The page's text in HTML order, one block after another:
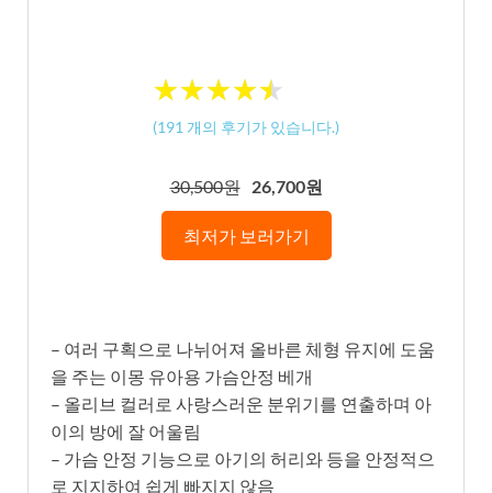
★★★★★
★★★★★
(191 개의 후기가 있습니다.)
30,500원 26,700원
최저가 보러가기
– 여러 구획으로 나뉘어져 올바른 체형 유지에 도움
을 주는 이몽 유아용 가슴안정 베개
– 올리브 컬러로 사랑스러운 분위기를 연출하며 아
이의 방에 잘 어울림
– 가슴 안정 기능으로 아기의 허리와 등을 안정적으
로 지지하여 쉽게 빠지지 않음